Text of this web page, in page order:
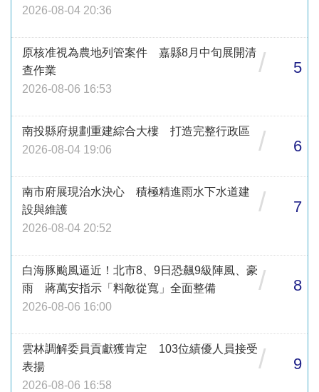
2026-08-04 20:36
原核准視為農地列管案件 嘉縣8月中旬展開清
查作業
2026-08-06 16:53
/ 5
南投縣府規劃重建綜合大樓 打造完整行政區
2026-08-04 19:06
/ 6
南市府展現治水決心 積極精進雨水下水道建
設與維護
2026-08-04 20:52
/ 7
白海豚颱風逼近！北市8、9日恐飆9級陣風、豪
雨 蔣萬安指示「料敵從寬」全面整備
2026-08-06 16:00
/ 8
雲林調解委員貢獻獲肯定 103位績優人員接受
表揚
2026-08-06 16:58
/ 9